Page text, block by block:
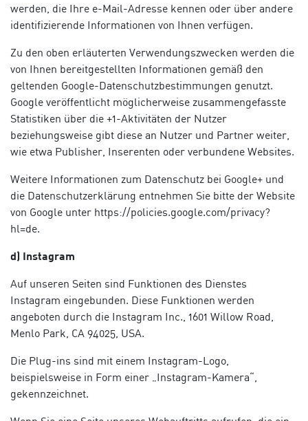
werden, die Ihre e-Mail-Adresse kennen oder über andere
identifizierende Informationen von Ihnen verfügen.
Zu den oben erläuterten Verwendungszwecken werden die
von Ihnen bereitgestellten Informationen gemäß den
geltenden Google-Datenschutzbestimmungen genutzt.
Google veröffentlicht möglicherweise zusammengefasste
Statistiken über die +1-Aktivitäten der Nutzer
beziehungsweise gibt diese an Nutzer und Partner weiter,
wie etwa Publisher, Inserenten oder verbundene Websites.
Weitere Informationen zum Datenschutz bei Google+ und
die Datenschutzerklärung entnehmen Sie bitte der Website
von Google unter https://policies.google.com/privacy?
hl=de.
d) Instagram
Auf unseren Seiten sind Funktionen des Dienstes
Instagram eingebunden. Diese Funktionen werden
angeboten durch die Instagram Inc., 1601 Willow Road,
Menlo Park, CA 94025, USA.
Die Plug-ins sind mit einem Instagram-Logo,
beispielsweise in Form einer „Instagram-Kamera“,
gekennzeichnet.